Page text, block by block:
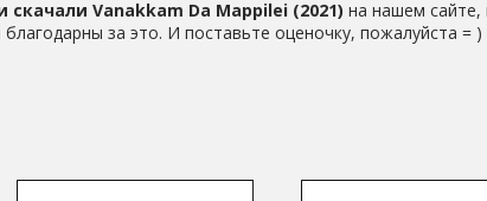
скачали Vanakkam Da Mappilei (2021) на нашем сайте,
за это. И поставьте оценочку, пожалуйста = )